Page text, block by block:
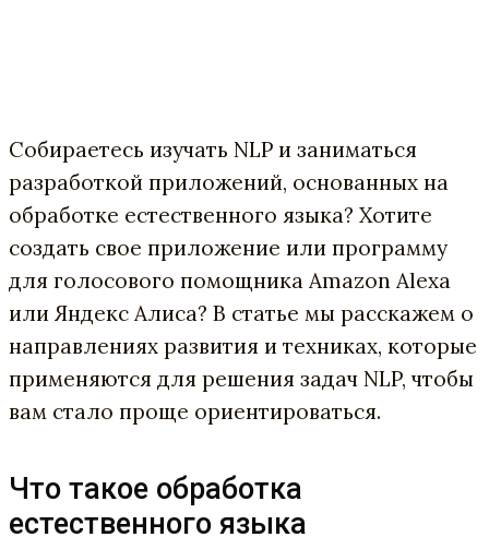
Собираетесь изучать NLP и заниматься
разработкой приложений, основанных на
обработке естественного языка? Хотите
создать свое приложение или программу
для голосового помощника Amazon Alexa
или Яндекс Алиса? В статье мы расскажем о
направлениях развития и техниках, которые
применяются для решения задач NLP, чтобы
вам стало проще ориентироваться.
Что такое обработка
естественного языка